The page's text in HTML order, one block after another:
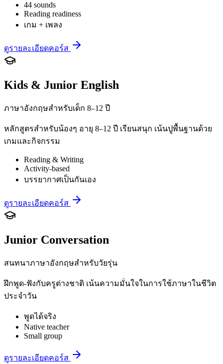
44 sounds
Reading readiness
เกม + เพลง
ดูรายละเอียดคอร์ส
Kids & Junior English
ภาษาอังกฤษสำหรับเด็ก 8–12 ปี
หลักสูตรสำหรับน้องๆ อายุ 8–12 ปี เรียนสนุก เน้นปูพื้นฐานด้วย
เกมและกิจกรรม
Reading & Writing
Activity-based
บรรยากาศเป็นกันเอง
ดูรายละเอียดคอร์ส
Junior Conversation
สนทนาภาษาอังกฤษสำหรับวัยรุ่น
ฝึกพูด-ฟังกับครูต่างชาติ เน้นความมั่นใจในการใช้ภาษาในชีวิต
ประจำวัน
พูดได้จริง
Native teacher
Small group
ดูรายละเอียดคอร์ส